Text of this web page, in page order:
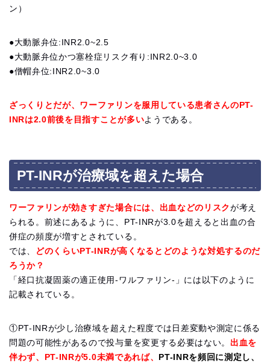
ン）
●大動脈弁位:INR2.0~2.5
●大動脈弁位かつ塞栓症リスク有り:INR2.0~3.0
●僧帽弁位:INR2.0~3.0
ざっくりとだが、ワーファリンを服用している患者さんのPT-
INRは2.0前後を目指すことが多いようである。
PT-INRが治療域を超えた場合
ワーファリンが効きすぎた場合には、出血などのリスク が考え
られる。前述にあるように、PT-INRが3.0を超えると出血の合
併症の頻度が増すとされている。
では、
どのくらいPT-INRが高くなるとどのような対処するのだ
ろうか？
「経口抗凝固薬の適正使用-ワルファリン-」には以下のように
記載されている。
①PT-INRが少し治療域を超えた程度では日差変動や測定に係る
問題の可能性があるので投与量を変更する必要はない。 出血を
伴わず、PT-INRが5.0未満であれば、
PT-INRを頻回に測定し、